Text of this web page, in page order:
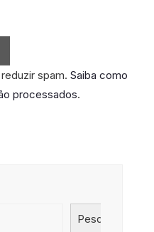
spam. Saiba como
processados.
Pesquisar